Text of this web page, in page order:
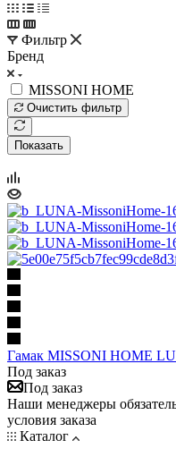
Фильтр
Бренд
MISSONI HOME
Очистить фильтр
Показать
Гамак MISSONI HOME
Под заказ
Под заказ
Наши менеджеры
условия заказа
Каталог